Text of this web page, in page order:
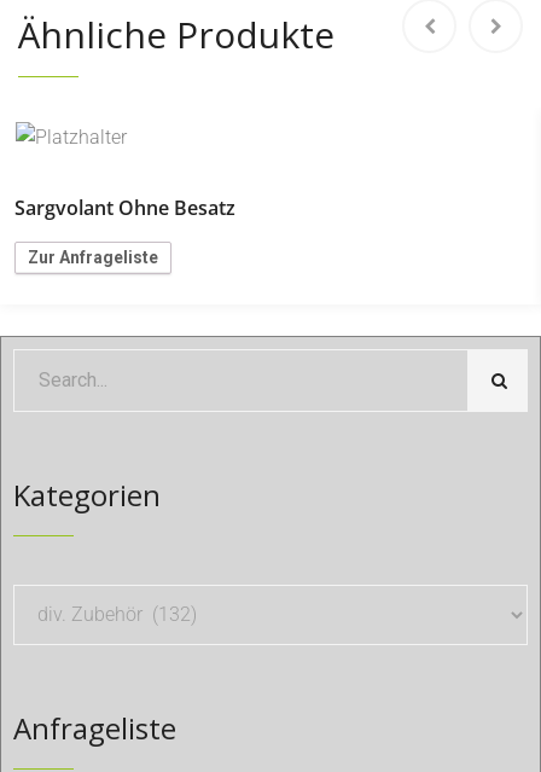
Ähnliche Produkte
Sargvolant Ohne Besatz
Zur Anfrageliste
Kategorien
Anfrageliste